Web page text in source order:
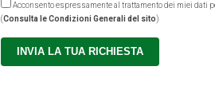
Acconsento espressamente al trattamento dei miei
(Consulta le Condizioni Generali del sito)
INVIA LA TUA RICHIESTA